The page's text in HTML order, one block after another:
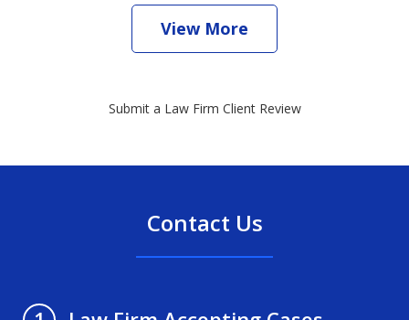
View More
Submit a Law Firm Client Review
Contact Us